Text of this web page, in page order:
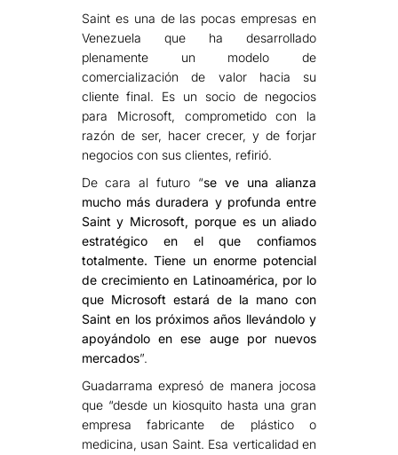
Saint es una de las pocas empresas en
Venezuela que ha desarrollado
plenamente un modelo de
comercialización de valor hacia su
cliente final. Es un socio de negocios
para Microsoft, comprometido con la
razón de ser, hacer crecer, y de forjar
negocios con sus clientes, refirió.
De cara al futuro “se ve una alianza
mucho más duradera y profunda entre
Saint y Microsoft, porque es un aliado
estratégico en el que confiamos
totalmente. Tiene un enorme potencial
de crecimiento en Latinoamérica, por lo
que Microsoft estará de la mano con
Saint en los próximos años llevándolo y
apoyándolo en ese auge por nuevos
mercados”.
Guadarrama expresó de manera jocosa
que “desde un kiosquito hasta una gran
empresa fabricante de plástico o
medicina, usan Saint. Esa verticalidad en